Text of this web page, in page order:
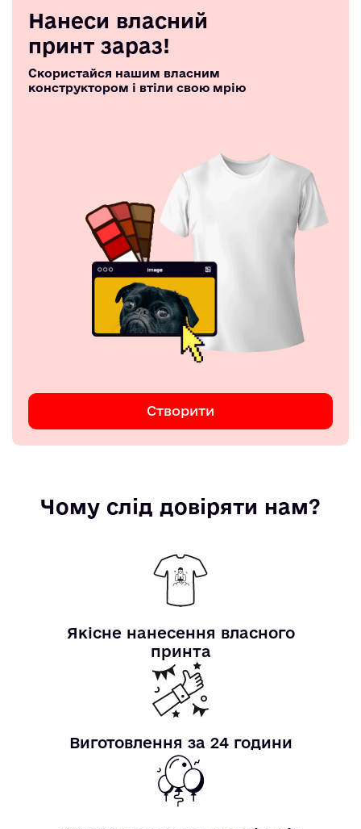
Нанеси власний
принт зараз!
Скористайся нашим власним
конструктором і втіли свою мрію
Створити
Чому слід довіряти нам?
Якісне нанесення власного
принта
Виготовлення за 24 години